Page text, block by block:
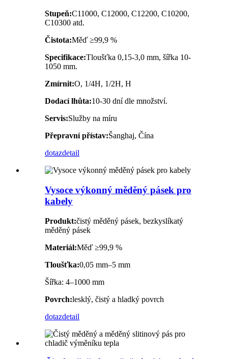
Stupeň:C11000, C12000, C12200, C10200,
C10300 atd.
Čistota:Měď ≥99,9 %
Specifikace:Tloušťka 0,15-3,0 mm, šířka 10-
1050 mm.
Zmírnit:O, 1/4H, 1/2H, H
Dodací lhůta:10-30 dní dle množství.
Servis:Služby na míru
Přepravní přístav:Šanghaj, Čína
dotazdetail
Vysoce výkonný měděný pásek pro
kabely
Produkt:čistý měděný pásek, bezkyslíkatý
měděný pásek
Materiál:Měď ≥99,9 %
Tloušťka:0,05 mm–5 mm
Šířka: 4–1000 mm
Povrch:lesklý, čistý a hladký povrch
dotazdetail